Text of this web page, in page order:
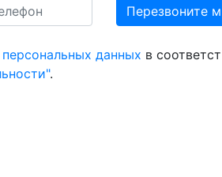
данных в
.